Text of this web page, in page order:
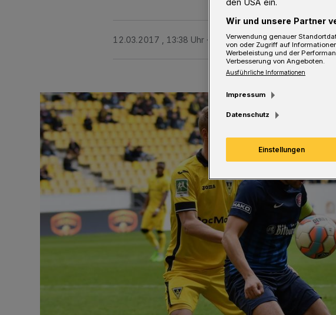
12.03.2017 , 13:38 Uhr 2 Minuten Lesezeit
den USA ein.
Wir und unsere Partner
Verwendung genauer
von oder Zugriff auf
Werbeleistung und der
Verbesserung von Angeboten.
Ausführliche Informationen
Impressum
Datenschutz
Einstellungen